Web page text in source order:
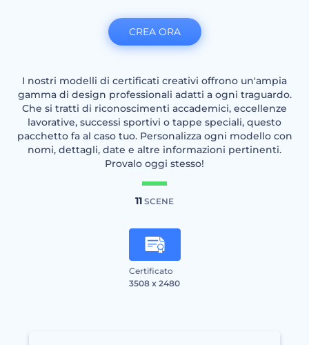
I nostri modelli di certificati creativi offrono un'ampia
gamma di design professionali adatti a ogni traguardo.
Che si tratti di riconoscimenti accademici, eccellenze
lavorative, successi sportivi o tappe speciali, questo
pacchetto fa al caso tuo. Personalizza ogni modello con
nomi, dettagli, date e altre informazioni pertinenti.
Provalo oggi stesso!
11 SCENE
Certificato
3508 x 2480
CREA ORA